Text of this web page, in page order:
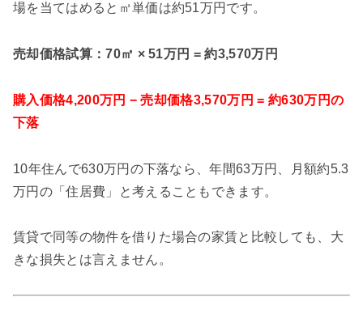
場を当てはめると㎡単価は約51万円です。
売却価格試算：70㎡ × 51万円 = 約3,570万円
購入価格4,200万円 − 売却価格3,570万円 = 約630万円の
下落
10年住んで630万円の下落なら、年間63万円、月額約5.3
万円の「住居費」と考えることもできます。
賃貸で同等の物件を借りた場合の家賃と比較しても、大
きな損失とは言えません。